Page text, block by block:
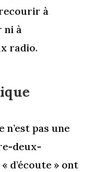
à
ni à
radio.
pas une
deux-
d’écoute » ont